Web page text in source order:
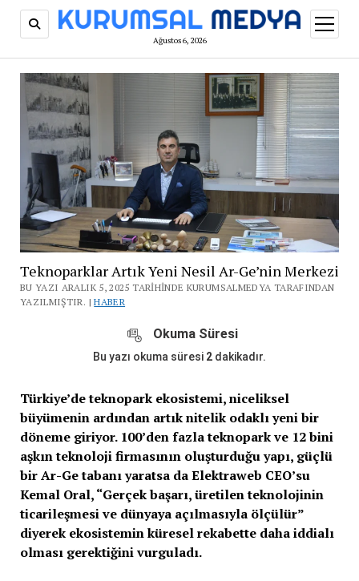
Ağustos 6, 2026
aç
Teknoparklar Artık Yeni Nesil Ar-Ge’nin Merkezi
BU YAZI ARALIK 5, 2025 TARIHINDE KURUMSALMEDYA TARAFINDAN
YAZILMIŞTIR. |HABER
Okuma Süresi
Bu yazı okuma süresi 2 dakikadır.
Türkiye’de teknopark ekosistemi, niceliksel
büyümenin ardından artık nitelik odaklı yeni bir
döneme giriyor. 100’den fazla teknopark ve 12 bini
aşkın teknoloji firmasının oluşturduğu yapı, güçlü
bir Ar-Ge tabanı yaratsa da Elektraweb CEO’su
Kemal Oral, “Gerçek başarı, üretilen teknolojinin
ticarileşmesi ve dünyaya açılmasıyla ölçülür”
diyerek ekosistemin küresel rekabette daha iddialı
olması gerektiğini vurguladı.